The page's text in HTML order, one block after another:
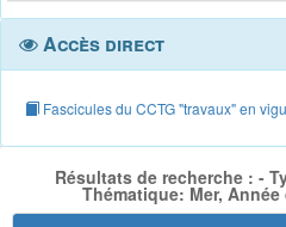
Accès direct
Fascicules du CCTG "travaux" en
Résultats de recherche : -
Thématique: Mer,